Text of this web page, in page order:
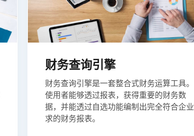
财务查询引擎
财务查询引擎是一套整合式财务运算工具。
使用者能够透过报表，获得重要的财务数
据，并能透过自选功能编制出完全符合企业
求的财务报表。